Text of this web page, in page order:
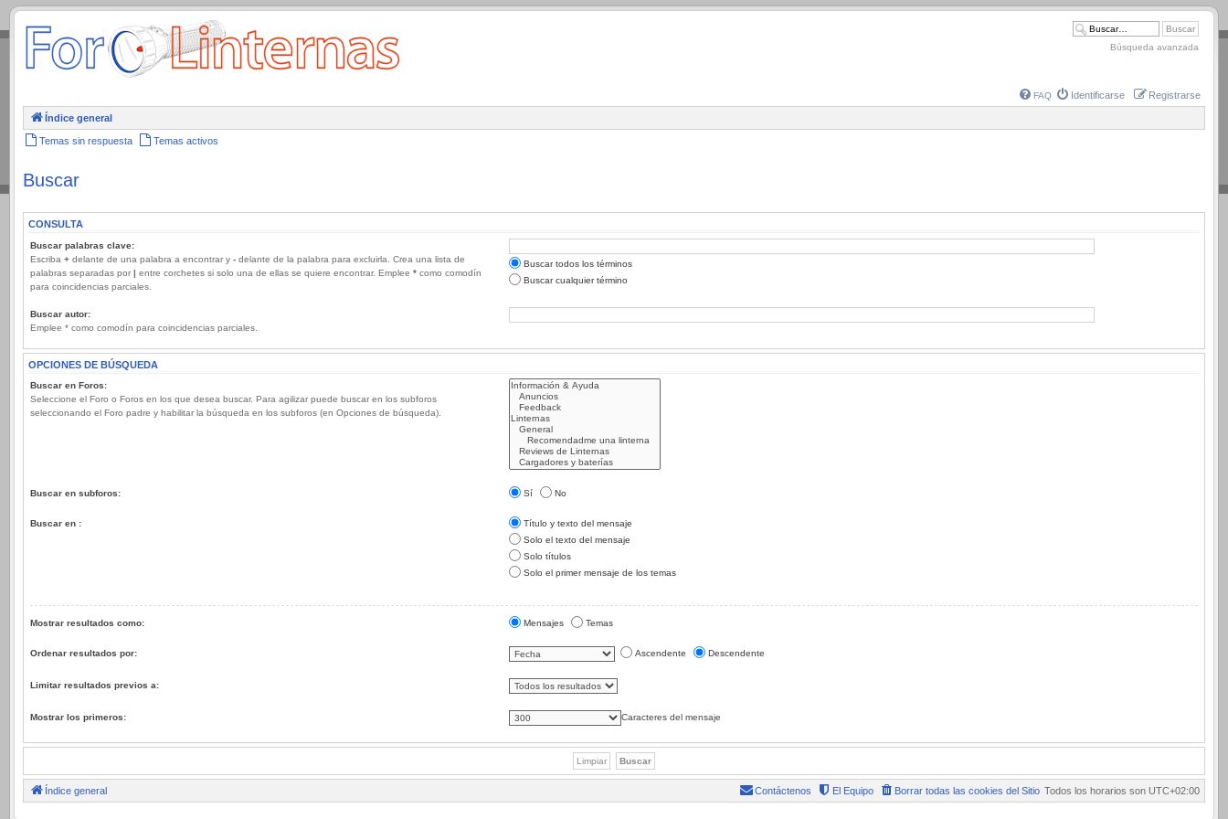
.
Búsqueda avanzada
FAQ Identificarse Registrarse
Índice general
Temas sin respuesta Temas activos
Buscar
CONSULTA
Buscar palabras clave:
Escriba + delante de una palabra a encontrar y - delante de la palabra para excluirla. Crea una lista de
palabras separadas por | entre corchetes si solo una de ellas se quiere encontrar. Emplee * como comodín
para coincidencias parciales.
Buscar todos los términos
Buscar cualquier término
Buscar autor:
Emplee * como comodín para coincidencias parciales.
OPCIONES DE BÚSQUEDA
Buscar en Foros:
Seleccione el Foro o Foros en los que desea buscar. Para agilizar puede buscar en los subforos
seleccionando el Foro padre y habilitar la búsqueda en los subforos (en Opciones de búsqueda).
Buscar en subforos: Sí No
Buscar en :
Título y texto del mensaje
Solo el texto del mensaje
Solo títulos
Solo el primer mensaje de los temas
Mostrar resultados como: Mensajes Temas
Ordenar resultados por: Ascendente Descendente
Limitar resultados previos a:
Mostrar los primeros: Caracteres del mensaje
Índice general Todos los horarios son UTC+02:00
Borrar todas las cookies del Sitio
El Equipo
Contáctenos